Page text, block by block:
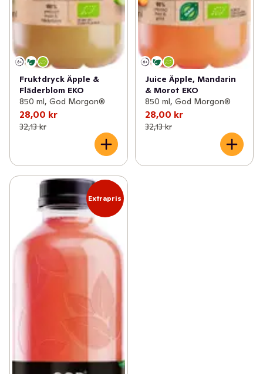
Fruktdryck Äpple &
Fläderblom EKO
850 ml, God Morgon®
28,00 kr
32,13 kr
Juice Äpple, Mandarin
& Morot EKO
850 ml, God Morgon®
28,00 kr
32,13 kr
Extrapris